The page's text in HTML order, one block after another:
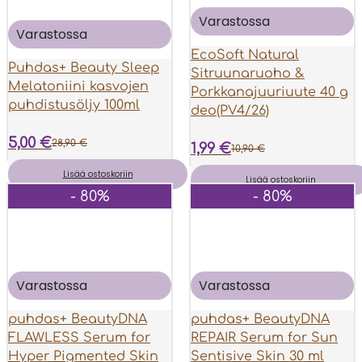
Varastossa
Puhdas+ Beauty Sleep
Melatoniini kasvojen
puhdistusöljy 100ml
28,90€
Alkuperäinen
hinta
28,90 €.
5,00 €
Nykyinen
hinta
5,00 €.
Lisää ostoskoriin
Varastossa
EcoSoft Natural
Sitruunaruoho &
Porkkanajuuriuute 40 g
deo(PV4/26)
10,90€
Alkuperäinen
hinta
10,90 €.
1,99 €
Nykyinen
hinta
1,99 €.
Lisää ostoskoriin
- 80%
Varastossa
puhdas+ BeautyDNA
FLAWLESS Serum for
Hyper Pigmented Skin
- 80%
Varastossa
puhdas+ BeautyDNA
REPAIR Serum for Sun
Sentisive Skin 30 ml